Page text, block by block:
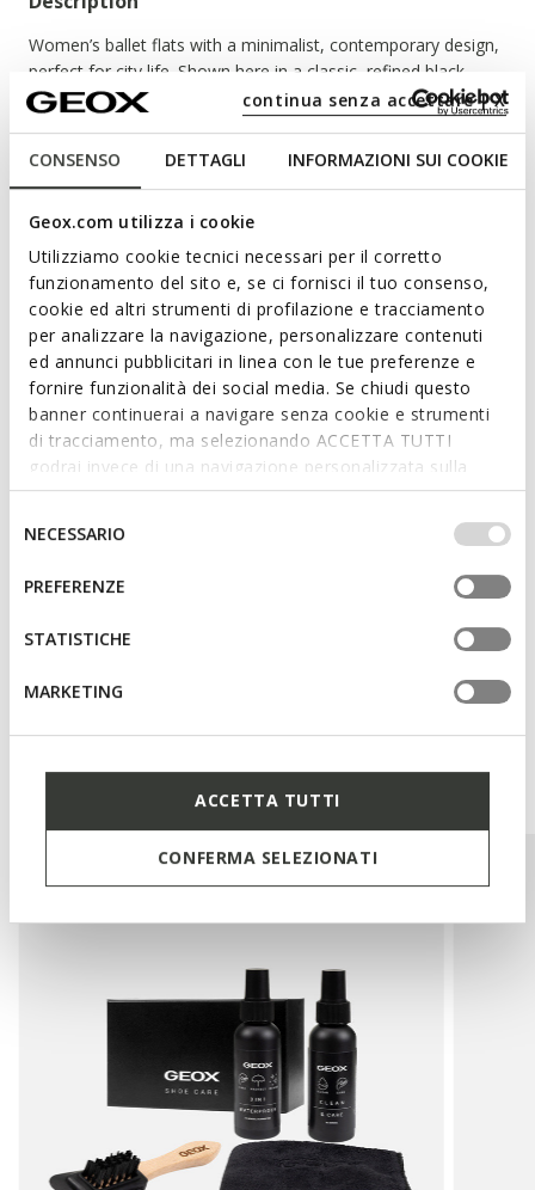
CONSENSO DETTAGLI INFORMAZIONI SUI COOKIE
Geox.com utilizza i cookie
Utilizziamo cookie tecnici necessari per il corretto
funzionamento del sito e, se ci fornisci il tuo consenso,
cookie ed altri strumenti di profilazione e tracciamento
per analizzare la navigazione, personalizzare contenuti
ed annunci pubblicitari in linea con le tue preferenze e
fornire funzionalità dei social media. Se chiudi questo
banner continuerai a navigare senza cookie e strumenti
di tracciamento, ma selezionando ACCETTA TUTTI
godrai invece di una navigazione personalizzata sulla
base dei tuoi gusti ed interessi. Selezionando
IMPOSTAZIONI potrai anche scegliere quali cookies ed
altri strumenti di tracciamento autorizzare. Per maggiori
informazioni o per modificare in qualsiasi momento le
tue impostazioni, visita la nostra
consenso
NECESSARIO
PREFERENZE
STATISTICHE
MARKETING
ACCETTA TUTTI
CONFERMA SELEZIONATI
continua senza accettare | X
Women’s ballet flats with a minimalist, contemporary design,
perfect for city life. Shown here in a classic, refined black
version, they feature an upper with a strap crafted from soft
nappa leather. Lightweight and comfortable, they adapt
effortlessly to both professional commitments and
Read more
Features
By purchasing this product, you are
supporting Leather Working Group certified
tanneries
Thickness of sole: 1 cm / 0.4"
Materials
You may also like